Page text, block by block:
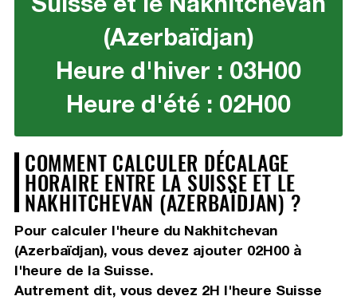
(Azerbaïdjan)
Heure d'hiver : 03H00
Heure d'été : 02H00
COMMENT CALCULER DÉCALAGE
HORAIRE ENTRE LA SUISSE ET LE
NAKHITCHEVAN (AZERBAÏDJAN) ?
Pour calculer l'heure du Nakhitchevan
(Azerbaïdjan), vous devez ajouter 02H00à
l'heure de la Suisse.
Autrement dit, vous devez 2H l'heure Suisse